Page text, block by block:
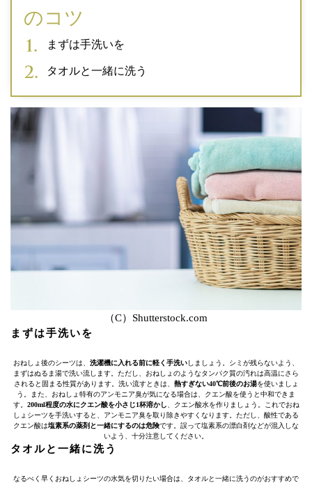
のコツ
まずは手洗いを
タオルと一緒に洗う
（C）Shutterstock.com
まずは手洗いを
おねしょ後のシーツは、 洗濯機に入れる前に軽く手洗いしましょう。シミが残らないよう、
まずはぬるま湯で洗い流します。ただし、おねしょのようなタンパク質の汚れは高温にさら
されると固まる性質があります。洗い流すときは、 熱すぎない40℃前後のお湯を使いましょ
う。また、おねしょ特有のアンモニア臭が気になる場合は、クエン酸を使うと中和できま
す。 200ml程度の水にクエン酸を小さじ1杯溶かし 、クエン酸水を作りましょう。これでおね
しょシーツを手洗いすると、アンモニア臭を取り除きやすくなります。ただし、酸性である
クエン酸は塩素系の薬剤と一緒にするのは危険です。誤って塩素系の漂白剤などが混入しな
いよう、十分注意してください。
タオルと一緒に洗う
なるべく早くおねしょシーツの水気を切りたい場合は、タオルと一緒に洗うのがおすすめで